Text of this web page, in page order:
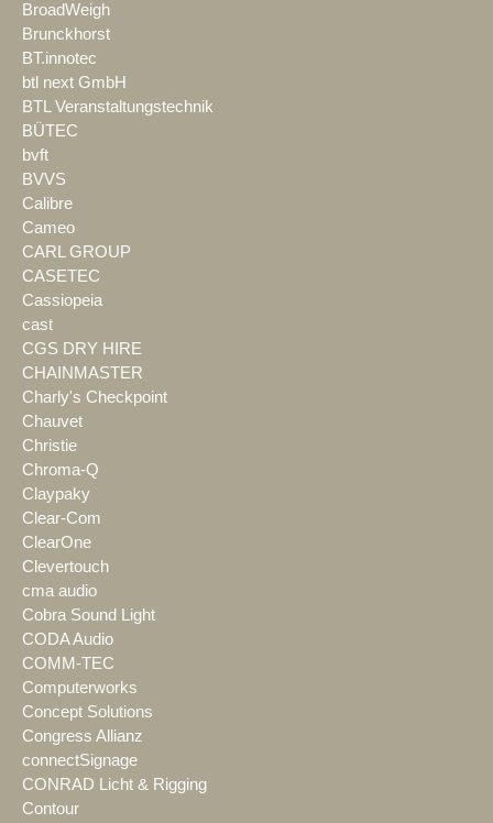
BroadWeigh
Brunckhorst
BT.innotec
btl next GmbH
BTL Veranstaltungstechnik
BÜTEC
bvft
BVVS
Calibre
Cameo
CARL GROUP
CASETEC
Cassiopeia
cast
CGS DRY HIRE
CHAINMASTER
Charly's Checkpoint
Chauvet
Christie
Chroma-Q
Claypaky
Clear-Com
ClearOne
Clevertouch
cma audio
Cobra Sound Light
CODA Audio
COMM-TEC
Computerworks
Concept Solutions
Congress Allianz
connectSignage
CONRAD Licht & Rigging
Contour